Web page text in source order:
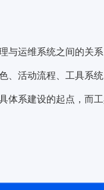
与运维系统之间的关
、活动流程、工具系
体系建设的起点，而